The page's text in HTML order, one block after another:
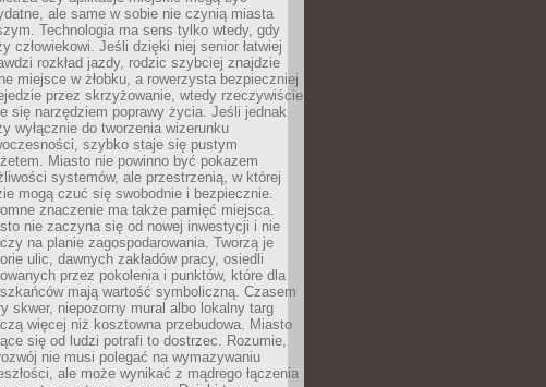
ale same w sobie nie czynią miasta
Technologia ma sens tylko wtedy, gdy
człowiekowi. Jeśli dzięki niej senior łatwiej
rozkład jazdy, rodzic szybciej znajdzie
miejsce w żłobku, a rowerzysta bezpieczniej
przez skrzyżowanie, wtedy rzeczywiście
się narzędziem poprawy życia. Jeśli jednak
wyłącznie do tworzenia wizerunku
szybko staje się pustym
Miasto nie powinno być pokazem
systemów, ale przestrzenią, w której
mogą czuć się swobodnie i bezpiecznie.
znaczenie ma także pamięć miejsca.
nie zaczyna się od nowej inwestycji i nie
na planie zagospodarowania. Tworzą je
ulic, dawnych zakładów pracy, osiedli
przez pokolenia i punktów, które dla
mają wartość symboliczną. Czasem
skwer, niepozorny mural albo lokalny targ
więcej niż kosztowna przebudowa. Miasto
się od ludzi potrafi to dostrzec. Rozumie,
nie musi polegać na wymazywaniu
ale może wynikać z mądrego łączenia